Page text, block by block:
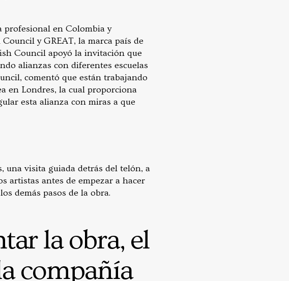
profesional en Colombia y
y GREAT, la marca país de
Council apoyó la invitación que
alianzas con diferentes escuelas
comentó que están trabajando
en Londres, la cual proporciona
esta alianza con miras a que
una visita guiada detrás del telón, a
artistas antes de empezar a hacer
demás pasos de la obra.
la obra, el
compañía